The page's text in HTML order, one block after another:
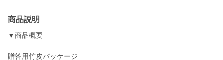
商品説明
▼商品概要
贈答用竹皮パッケージ